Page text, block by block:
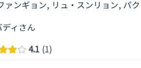
ァンギョン, リュ・スンリョン, パ
ディさん
4.1 1